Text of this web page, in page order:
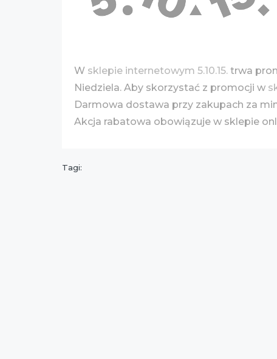
W sklepie internetowym 5.10.15. trwa
Niedziela. Aby skorzystać z promocji w
Darmowa dostawa przy zakupach za
Akcja rabatowa obowiązuje w sklepie
Tagi: